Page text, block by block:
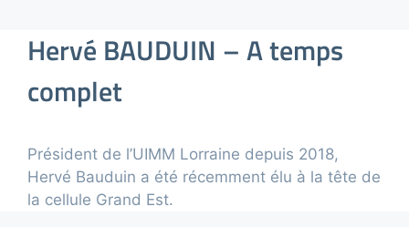
Hervé BAUDUIN – A temps
complet
Président de l’UIMM Lorraine depuis 2018,
Hervé Bauduin a été récemment élu à la tête de
la cellule Grand Est.